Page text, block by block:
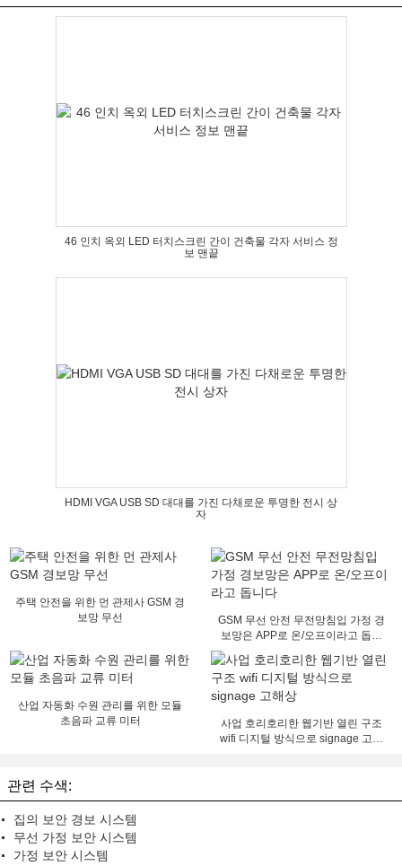
46 인치 옥외 LED 터치스크린 간이 건축물 각자 서비스 정
보 맨끝
HDMI VGA USB SD 대대를 가진 다채로운 투명한 전시 상
자
주택 안전을 위한 먼 관제사 GSM 경
보망 무선
GSM 무선 안전 무전망침입 가정 경
보망은 APP로 온/오프이라고 돕니
산업 자동화 수원 관리를 위한 모듈
초음파 교류 미터
사업 호리호리한 웹기반 열린 구조
wifi 디지털 방식으로 signage 고해
관련 수색:
집의 보안 경보 시스템
무선 가정 보안 시스템
가정 보안 시스템